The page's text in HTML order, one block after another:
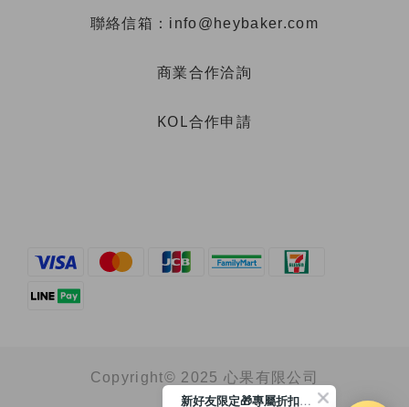
聯絡信箱：info@heybaker.com
商業合作洽詢
KOL合作申請
Copyright© 2025 心果有限公司
新好友限定🎁專屬折扣馬上領